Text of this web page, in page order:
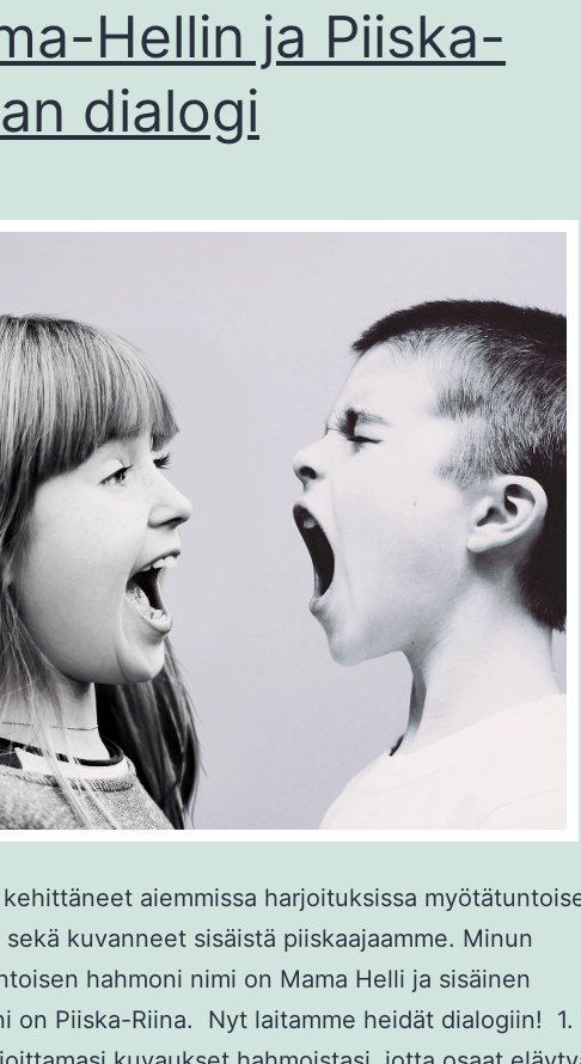
Hellin ja Piiska-
dialogi
aiemmissa harjoituksissa
kuvanneet sisäistä piiskaajaamme. Minun
hahmoni nimi on Mama Helli ja sisäinen
on Piiska-Riina. Nyt laitamme heidät dialogiin! 1.